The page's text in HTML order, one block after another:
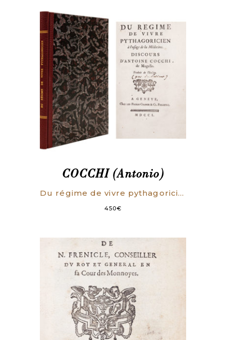
COCCHI (Antonio)
Du régime de vivre pythagoricien à l’usage de la médecine (…). Traduit de l’italien.
450€